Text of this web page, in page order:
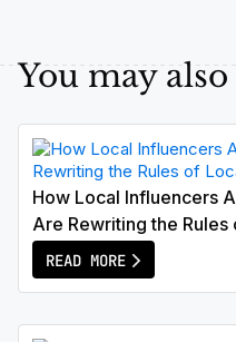
You may
How Local Influencers
Are Rewriting the
READ MORE